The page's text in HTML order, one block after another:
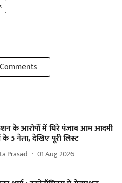
के आरोपों में घिरे पंजाब आम आदमी
के 5 नेता, देखिए पूरी लिस्ट
Prasad 01 Aug 2026